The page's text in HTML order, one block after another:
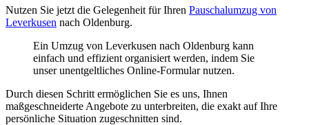
Nutzen Sie jetzt die Gelegenheit für Ihren Pauschalumzug von
Leverkusen nach Oldenburg.
Ein Umzug von Leverkusen nach Oldenburg kann
einfach und effizient organisiert werden, indem Sie
unser unentgeltliches Online-Formular nutzen.
Durch diesen Schritt ermöglichen Sie es uns, Ihnen
maßgeschneiderte Angebote zu unterbreiten, die exakt auf Ihre
persönliche Situation zugeschnitten sind.